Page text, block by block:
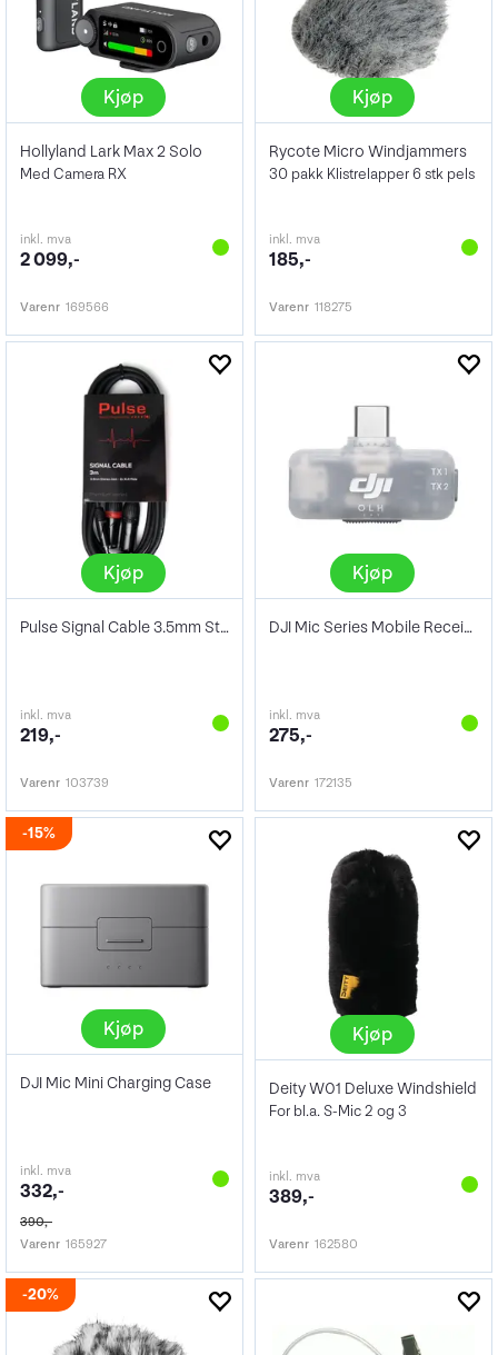
Kjøp
Hollyland Lark Max 2 Solo
Med Camera RX
inkl. mva
2 099,-
Varenr 169566
Kjøp
Rycote Micro Windjammers
30 pakk Klistrelapper 6 stk pels
inkl. mva
185,-
Varenr 118275
Kjøp
Pulse Signal Cable 3.5mm Stereo - 2x XLR
inkl. mva
219,-
Varenr 103739
Kjøp
DJI Mic Series Mobile Receiver
inkl. mva
275,-
Varenr 172135
15%
Kjøp
DJI Mic Mini Charging Case
inkl. mva
332,-
390,-
Varenr 165927
Kjøp
Deity W01 Deluxe Windshield
For bl.a. S-Mic 2 og 3
inkl. mva
389,-
Varenr 162580
20%